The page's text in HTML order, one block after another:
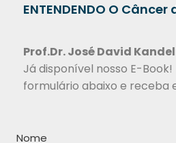
ENTENDENDO O
Prof.Dr.José David
Já disponível nosso E-
formulário abaixo e receba
Nome